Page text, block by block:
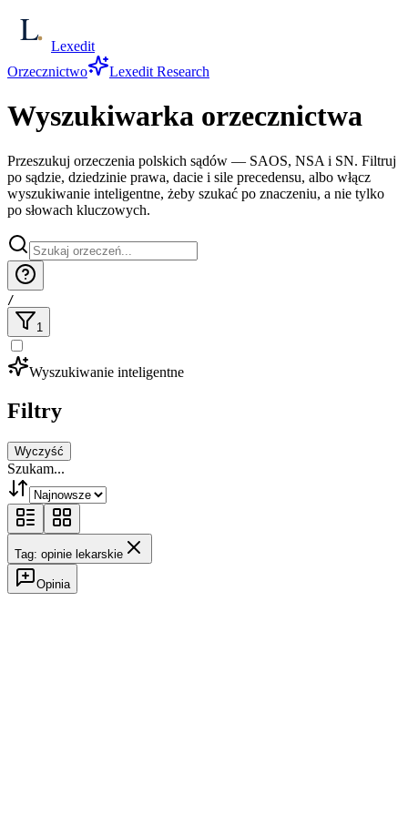
Lexedit
Orzecznictwo
Lexedit Research
Wyszukiwarka orzecznictwa
Przeszukuj orzeczenia polskich sądów — SAOS, NSA i SN. Filtruj
po sądzie, dziedzinie prawa, dacie i sile precedensu, albo włącz
wyszukiwanie inteligentne, żeby szukać po znaczeniu, a nie tylko
po słowach kluczowych.
/
1
Wyszukiwanie inteligentne
Filtry
Wyczyść
Szukam...
Tag: opinie lekarskie
Opinia